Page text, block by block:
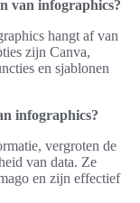
van infographics?
hangt af van
zijn Canva,
en sjablonen
infographics?
vergroten de
van data. Ze
en zijn effectief